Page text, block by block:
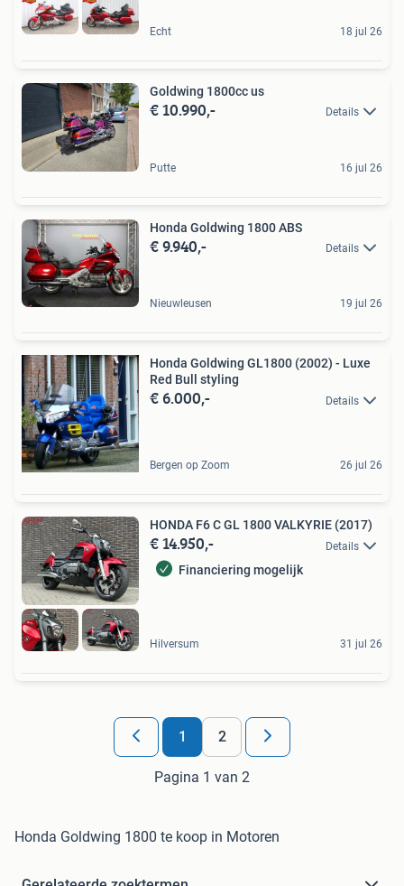
Echt 18 jul 26
Goldwing 1800cc us
€ 10.990,- Details
Putte 16 jul 26
Honda Goldwing 1800 ABS
€ 9.940,- Details
Nieuwleusen 19 jul 26
Honda Goldwing GL1800 (2002) - Luxe
Red Bull styling
€ 6.000,- Details
Bergen op Zoom 26 jul 26
HONDA F6 C GL 1800 VALKYRIE (2017)
€ 14.950,- Details
Financiering mogelijk
Hilversum 31 jul 26
1 2
Pagina 1 van 2
Honda Goldwing 1800 te koop in Motoren